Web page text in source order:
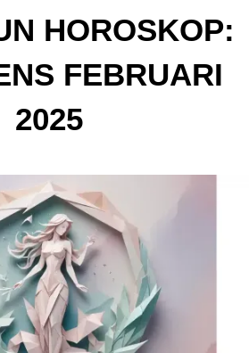
HOROSKOP:
FEBRUARI
2025